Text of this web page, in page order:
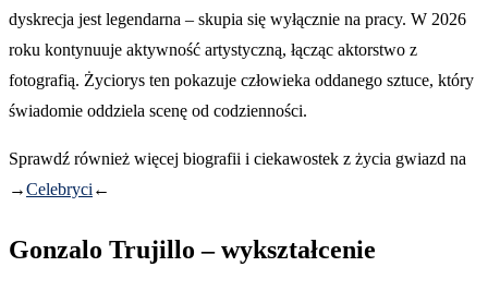
dyskrecja jest legendarna – skupia się wyłącznie na pracy. W 2026
roku kontynuuje aktywność artystyczną, łącząc aktorstwo z
fotografią. Życiorys ten pokazuje człowieka oddanego sztuce, który
świadomie oddziela scenę od codzienności.
Sprawdź również więcej biografii i ciekawostek z życia gwiazd na
→Celebryci←
Gonzalo Trujillo – wykształcenie